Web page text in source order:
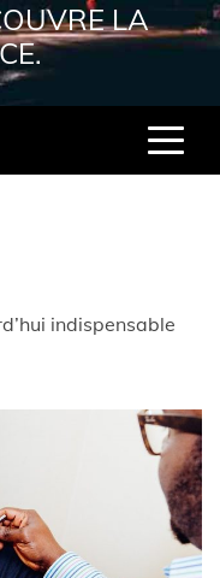
LA
indispensable